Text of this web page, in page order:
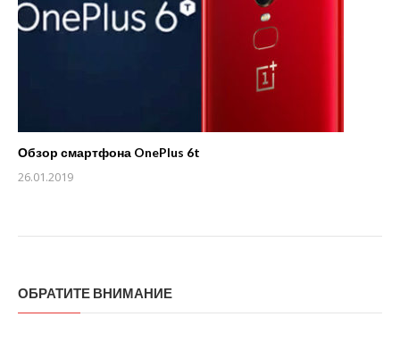
Обзор смартфона OnePlus 6t
26.01.2019
ОБРАТИТЕ ВНИМАНИЕ